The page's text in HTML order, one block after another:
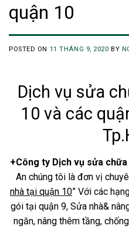
quận 10
POSTED ON 11 THÁNG 9, 2020 BY
Dịch vụ sửa
10 và các
+Công ty Dịch vụ sửa
An chúng tôi là đơn vị
nhà tại quận 10” Với các
gói tại quận 9, Sửa nhà&
ngăn, nâng thêm tầng,